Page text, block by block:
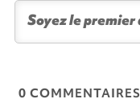
0 COMMENTAIRES